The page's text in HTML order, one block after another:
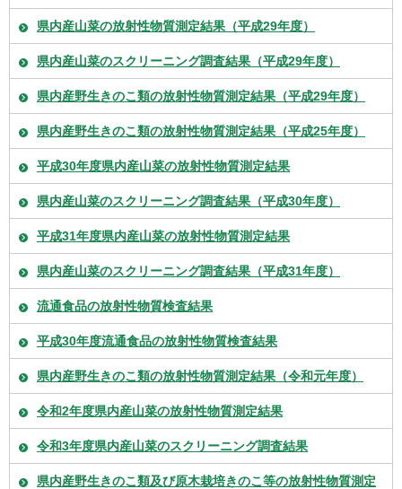
県内産山菜の放射性物質測定結果（平成29年度）
県内産山菜のスクリーニング調査結果（平成29年度）
県内産野生きのこ類の放射性物質測定結果（平成29年度）
県内産野生きのこ類の放射性物質測定結果（平成25年度）
平成30年度県内産山菜の放射性物質測定結果
県内産山菜のスクリーニング調査結果（平成30年度）
平成31年度県内産山菜の放射性物質測定結果
県内産山菜のスクリーニング調査結果（平成31年度）
流通食品の放射性物質検査結果
平成30年度流通食品の放射性物質検査結果
県内産野生きのこ類の放射性物質測定結果（令和元年度）
令和2年度県内産山菜の放射性物質測定結果
令和3年度県内産山菜のスクリーニング調査結果
県内産野生きのこ類及び原木栽培きのこ等の放射性物質測定